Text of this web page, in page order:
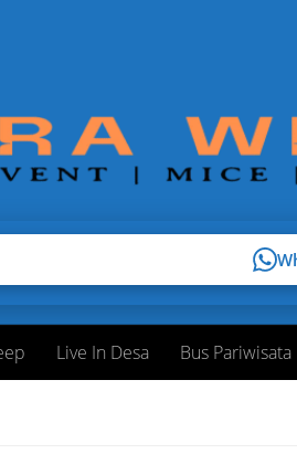
Live In Desa Bus Pariwisata